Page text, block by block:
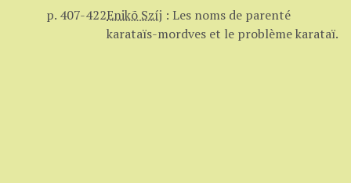
p. 407-422Enikõ Szíj : Les noms de parenté
karataïs-mordves et le problème karataï.